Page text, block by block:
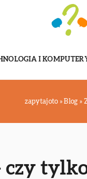
I
zapytajoto »Blog »